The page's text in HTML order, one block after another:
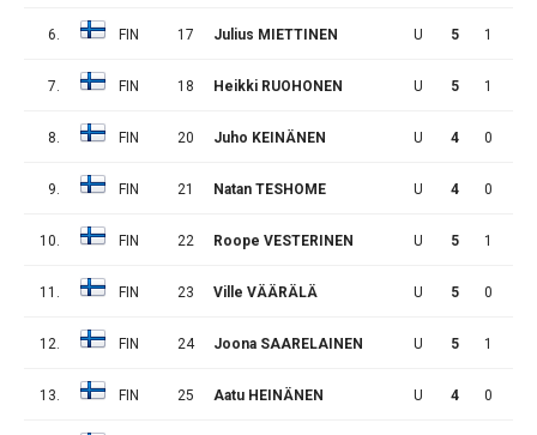
6. FIN 17 Julius MIETTINEN U 5 1
7. FIN 18 Heikki RUOHONEN U 5 1
8. FIN 20 Juho KEINÄNEN U 4 0
9. FIN 21 Natan TESHOME U 4 0
10. FIN 22 Roope VESTERINEN U 5 1
11. FIN 23 Ville VÄÄRÄLÄ U 5 0
12. FIN 24 Joona SAARELAINEN U 5 1
13. FIN 25 Aatu HEINÄNEN U 4 0